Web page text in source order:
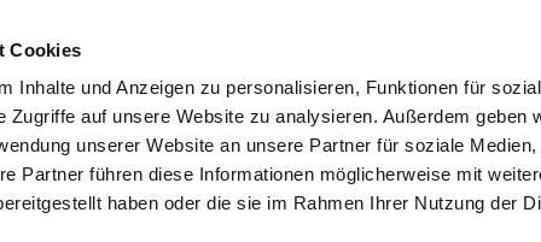
Cookies
Inhalte und Anzeigen zu personalisieren, Funktionen für
Zugriffe auf unsere Website zu analysieren. Außerdem geben
unserer Website an unsere Partner für soziale Medien,
Partner führen diese Informationen möglicherweise mit
haben oder die sie im Rahmen Ihrer Nutzung der
05361
ANGEBOTE FAHRZEUGE CARAVANING MOBILITYLIVE